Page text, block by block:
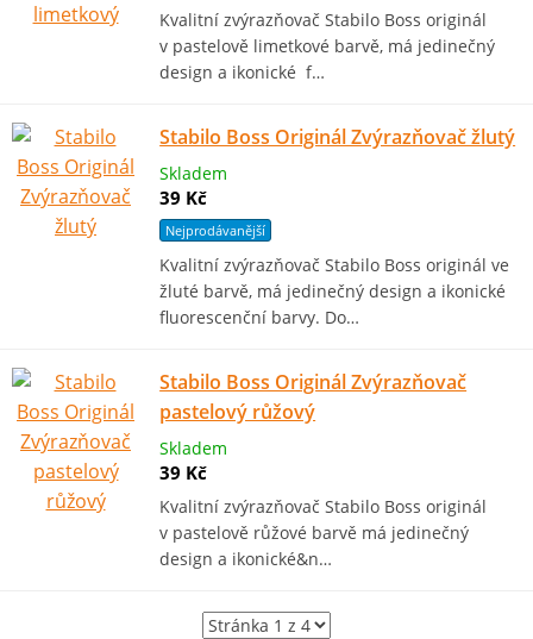
Kvalitní zvýrazňovač Stabilo Boss originál
v pastelově limetkové barvě, má jedinečný
design a ikonické f…
Stabilo Boss Originál Zvýrazňovač žlutý
Skladem
39 Kč
Nejprodávanější
Kvalitní zvýrazňovač Stabilo Boss originál ve
žluté barvě, má jedinečný design a ikonické
fluorescenční barvy. Do…
Stabilo Boss Originál Zvýrazňovač
pastelový růžový
Skladem
39 Kč
Kvalitní zvýrazňovač Stabilo Boss originál
v pastelově růžové barvě má jedinečný
design a ikonické&n…